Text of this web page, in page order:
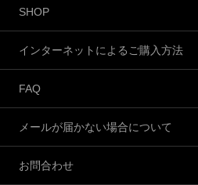
SHOP
インターネットによるご購入方法
FAQ
メールが届かない場合について
お問合わせ